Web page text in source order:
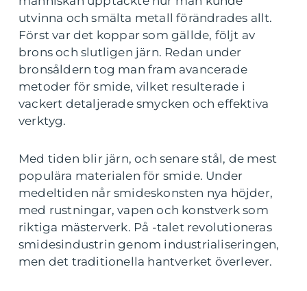
utvinna och smälta metall förändrades allt.
Först var det koppar som gällde, följt av
brons och slutligen järn. Redan under
bronsåldern tog man fram avancerade
metoder för smide, vilket resulterade i
vackert detaljerade smycken och effektiva
verktyg.
Med tiden blir järn, och senare stål, de mest
populära materialen för smide. Under
medeltiden når smideskonsten nya höjder,
med rustningar, vapen och konstverk som
riktiga mästerverk. På -talet revolutioneras
smidesindustrin genom industrialiseringen,
men det traditionella hantverket överlever.